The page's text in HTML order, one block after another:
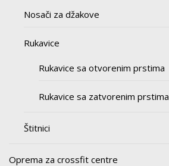
Nosači za džakove
Rukavice
Rukavice sa otvorenim prstima
Rukavice sa zatvorenim prstima
Štitnici
Oprema za crossfit centre